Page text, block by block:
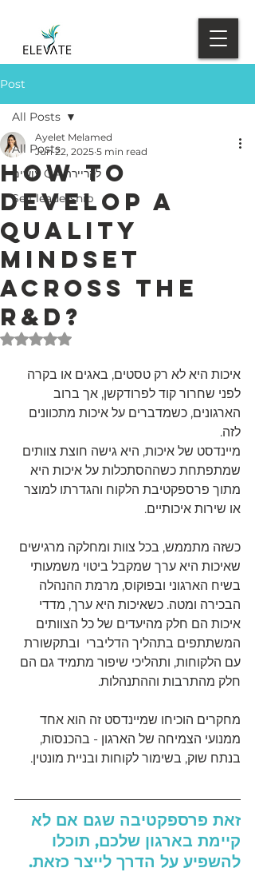
Post
All Posts
עושים QA לקריירה
Self leadership
All Posts
How to
develop a
quality
mindset
across the
R&D?
Ayelet Melamed
Jun 22, 2025 5 min read
Rated NaN out of 5 stars.
איכות היא לא רק טסטים, באגים או בקרה
לפני שחרור קוד לפרודקשן, אך ברוב
הארגונים, כשמדברים על איכות מתכוונים
לזה.
מיינדסט של איכות, היא גישה חוצת צוותים
שמתפתחת כשההסתכלות על איכות היא
מתוך פרספקטיבת הלקוח והגדרתו למוצר
או שירות איכותיים.
כשזה מתממש, בכל צוות ומחלקה מרגישים
שאיכות היא ערך שמקבל ביטוי משמעותי
בשיח הארגוני ובפוקוס, מרמת ההנהלה
הבכירה ומטה. כשאיכות היא ערך, מדדי
איכות הם חלק מהיעדים של כל הצוותים
המשתתפים בתהליך הדליברי  ובתקשורת
עם הלקוחות, ותהליכי שיפור מתמיד גם הם
חלק מהתרבות וההתנהלות.
מחקרים הוכיחו שמיינדסט זה הוא אחד
ממנועי הצמיחה של הארגון - בהכנסות,
בנתח שוק, בשימור לקוחות ובניית מונטין.
זאת פרספקטיבה שגם אם לא
קיימת בארגון שלכם, תוכלו
להשפיע על הדרך לייצר כזאת.